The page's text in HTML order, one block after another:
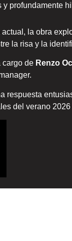
profundamente
la obra
la risa y la
cargo de Renzo
respuesta
del verano